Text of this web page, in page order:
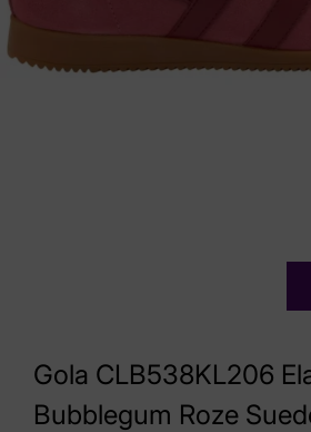
Gola CLB538KL206
Bubblegum Roze